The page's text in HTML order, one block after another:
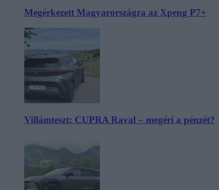
Megérkezett Magyarországra az Xpeng P7+
Villámteszt: CUPRA Raval – megéri a pénzét?